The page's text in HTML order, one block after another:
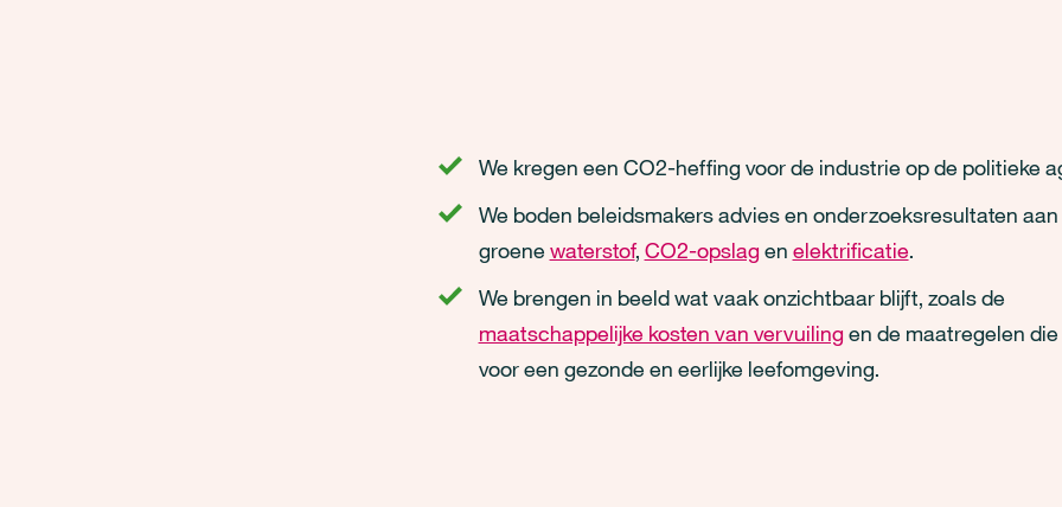
We kregen een CO2-heffing voor de industrie op de politieke
We boden beleidsmakers advies en onderzoeksresultaten aan
groene waterstof, CO2-opslag en elektrificatie.
We brengen in beeld wat vaak onzichtbaar blijft, zoals de
maatschappelijke kosten van vervuiling en de maatregelen die
voor een gezonde en eerlijke leefomgeving.